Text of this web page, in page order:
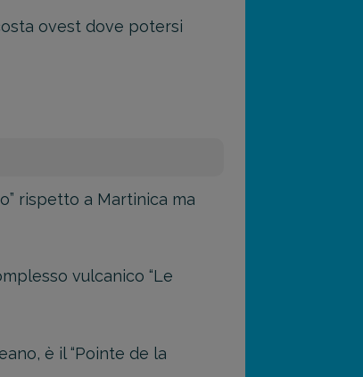
ovest dove potersi
rispetto a Martinica ma
vulcanico “Le
è il “Pointe de la